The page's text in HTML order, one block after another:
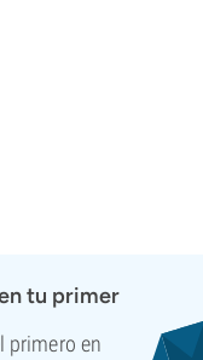
tu primer
primero en